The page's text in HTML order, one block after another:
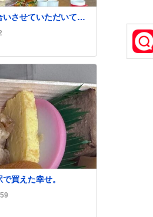
させていただいてい
、こんな事しない。
し、なんなら表に出
ない半端モンはブラ
ラ自慢をする。 #折
買えた幸せ。